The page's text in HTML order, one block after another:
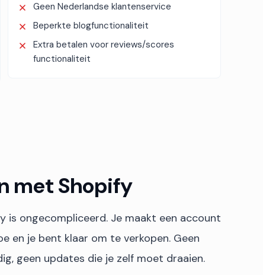
Geen Nederlandse klantenservice
Beperkte blogfunctionaliteit
Extra betalen voor reviews/scores
functionaliteit
met Shopify
is ongecompliceerd. Je maakt een account
en je bent klaar om te verkopen. Geen
geen updates die je zelf moet draaien.